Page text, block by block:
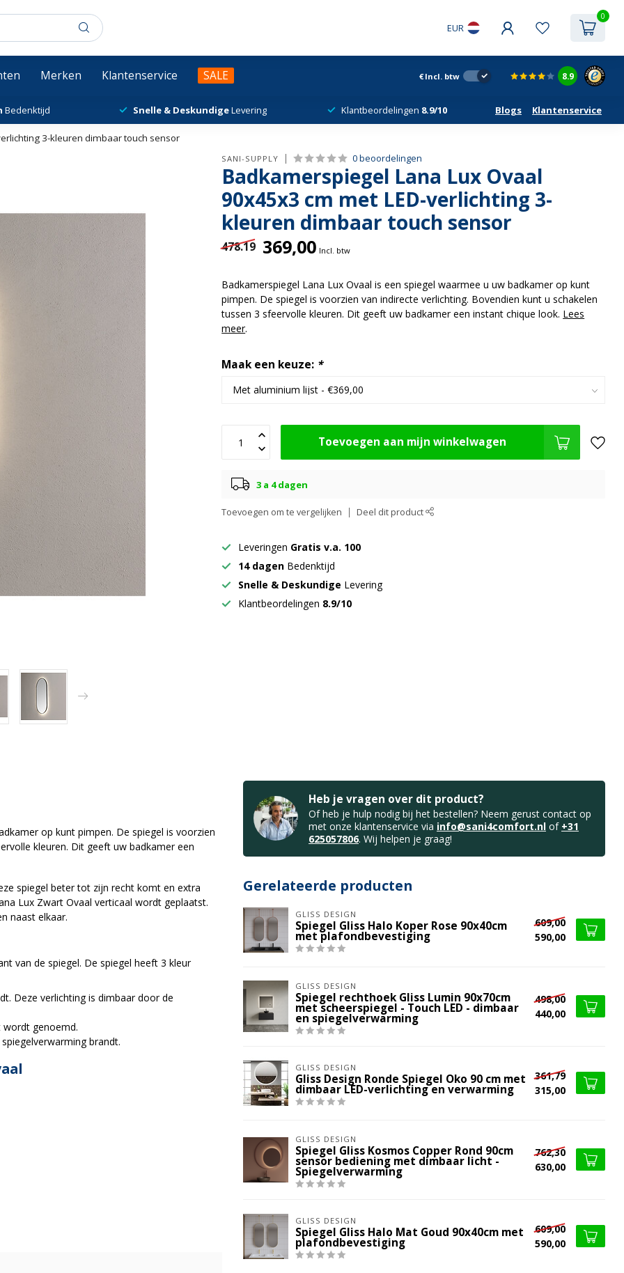
EUR
0
Merken Klantenservice SALE € Incl. btw 8.9
Bedenktijd Snelle & DeskundigeLevering Klantbeordelingen 8.9/10 Blogs Klantenservice
3-kleuren dimbaar touch sensor
SANI-SUPPLY 0 beoordelingen
Badkamerspiegel Lana Lux Ovaal
90x45x3 cm met LED-verlichting 3-
kleuren dimbaar touch sensor
478.19 369,00 Incl. btw
Badkamerspiegel Lana Lux Ovaal is een spiegel waarmee u uw badkamer op kunt
pimpen. De spiegel is voorzien van indirecte verlichting. Bovendien kunt u schakelen
tussen 3 sfeervolle kleuren. Dit geeft uw badkamer een instant chique look. Lees
meer.
Maak een keuze: *
Toevoegen aan mijn winkelwagen
3 a 4 dagen
Toevoegen om te vergelijken Deel dit product
Leveringen Gratis v.a. 100
14 dagen Bedenktijd
Snelle & Deskundige Levering
Klantbeordelingen 8.9/10
op kunt pimpen. De spiegel is voorzien
kleuren. Dit geeft uw badkamer een
spiegel beter tot zijn recht komt en extra
Lux Zwart Ovaal verticaal wordt geplaatst.
naast elkaar.
van de spiegel. De spiegel heeft 3 kleur
Deze verlichting is dimbaar door de
wordt genoemd.
brandt.
Heb je vragen over dit product?
Of heb je hulp nodig bij het bestellen? Neem gerust contact op
met onze klantenservice via info@sani4comfort.nl of +31
625057806. Wij helpen je graag!
Gerelateerde producten
GLISS DESIGN
Spiegel Gliss Halo Koper Rose 90x40cm
met plafondbevestiging
609,00
590,00
GLISS DESIGN
Spiegel rechthoek Gliss Lumin 90x70cm
met scheerspiegel - Touch LED - dimbaar
en spiegelverwarming
498,00
440,00
GLISS DESIGN
Gliss Design Ronde Spiegel Oko 90 cm met
dimbaar LED-verlichting en verwarming
361,79
315,00
GLISS DESIGN
Spiegel Gliss Kosmos Copper Rond 90cm
sensor bediening met dimbaar licht -
Spiegelverwarming
762,30
630,00
GLISS DESIGN
Spiegel Gliss Halo Mat Goud 90x40cm met
plafondbevestiging
609,00
590,00